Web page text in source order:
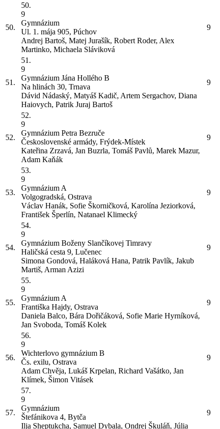
50.
50.
9
Gymnázium
Ul. 1. mája 905, Púchov
Andrej Bartoš, Matej Jurašík, Robert Roder, Alex
Martinko, Michaela Sláviková
9
51.
51.
9
Gymnázium Jána Hollého B
Na hlinách 30, Trnava
Dávid Nádaský, Matyáš Kadič, Artem Sergachov, Diana
Haiovych, Patrik Juraj Bartoš
9
52.
52.
9
Gymnázium Petra Bezruče
Československé armády, Frýdek-Místek
Kateřina Zrzavá, Jan Buzrla, Tomáš Pavlů, Marek Mazur,
Adam Kaňák
9
53.
53.
9
Gymnázium A
Volgogradská, Ostrava
Václav Hanák, Sofie Škorničková, Karolína Jeziorková,
František Šperlín, Natanael Klimecký
9
54.
54.
9
Gymnázium Boženy Slančíkovej Timravy
Haličská cesta 9, Lučenec
Simona Gondová, Haláková Hana, Patrik Pavlík, Jakub
Martiš, Arman Azizi
9
55.
55.
9
Gymnázium A
Františka Hajdy, Ostrava
Daniela Balco, Bára Dořičáková, Sofie Marie Hyrníková,
Jan Svoboda, Tomáš Kolek
9
56.
56.
9
Wichterlovo gymnázium B
Čs. exilu, Ostrava
Adam Chvěja, Lukáš Krpelan, Richard Vašátko, Jan
Klímek, Šimon Vitásek
9
57.
57.
9
Gymnázium
Štefánikova 4, Bytča
Ilja Sheptukcha, Samuel Dybala, Ondrej Škuláň, Júlia
9